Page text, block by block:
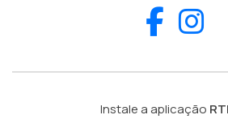
Instale a aplicação